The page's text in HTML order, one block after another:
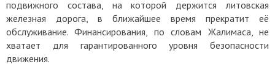
подвижного состава, на которой держится литовская
железная дорога, в ближайшее время прекратит её
обслуживание. Финансирования, по словам Жалимаса, не
хватает для гарантированного уровня безопасности
движения.